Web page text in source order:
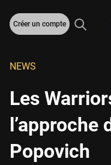
Créer un compte
NEWS
Les
l’approche
Popovich